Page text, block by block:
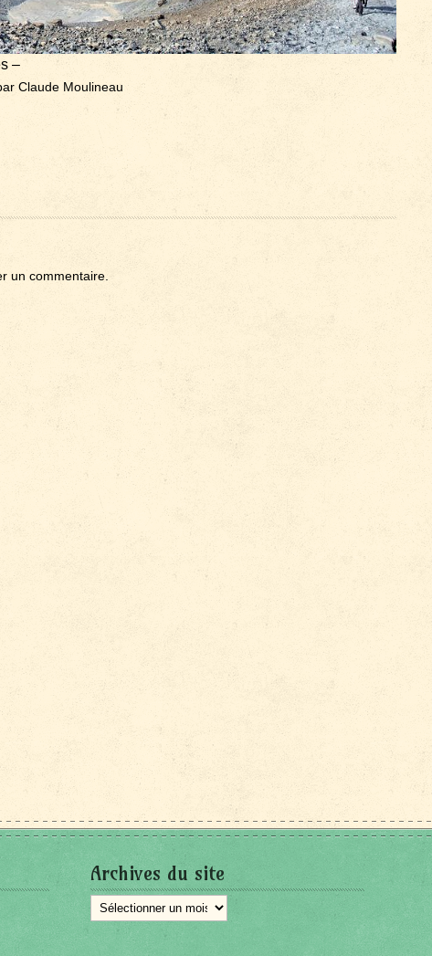
–
Claude Moulineau
un commentaire.
Archives du site
Archives
du